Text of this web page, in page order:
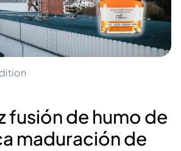
fusión de humo de
maduración de